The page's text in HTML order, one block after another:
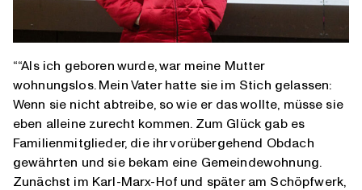
““Als ich geboren wurde, war meine Mutter
wohnungslos. Mein Vater hatte sie im Stich gelassen:
Wenn sie nicht abtreibe, so wie er das wollte, müsse sie
eben alleine zurecht kommen. Zum Glück gab es
Familienmitglieder, die ihr vorübergehend Obdach
gewährten und sie bekam eine Gemeindewohnung.
Zunächst im Karl-Marx-Hof und später am Schöpfwerk,